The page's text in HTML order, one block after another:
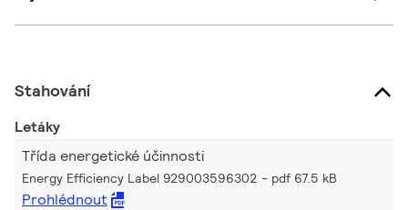
Stahování
Letáky
Třída energetické účinnosti
Energy Efficiency Label 929003596302 pdf 67.5 kB
Prohlédnout